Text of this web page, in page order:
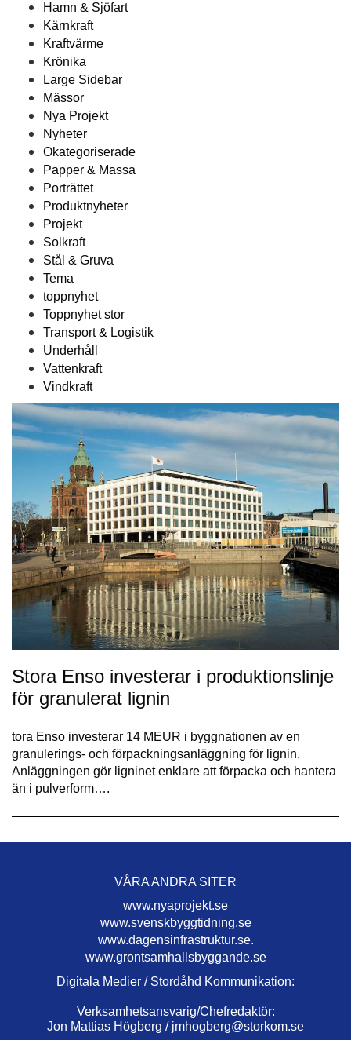
Hamn & Sjöfart
Kärnkraft
Kraftvärme
Krönika
Large Sidebar
Mässor
Nya Projekt
Nyheter
Okategoriserade
Papper & Massa
Porträttet
Produktnyheter
Projekt
Solkraft
Stål & Gruva
Tema
toppnyhet
Toppnyhet stor
Transport & Logistik
Underhåll
Vattenkraft
Vindkraft
Stora Enso investerar i produktionslinje
för granulerat lignin
tora Enso investerar 14 MEUR i byggnationen av en
granulerings- och förpackningsanläggning för lignin.
Anläggningen gör ligninet enklare att förpacka och hantera
än i pulverform….
VÅRA ANDRA SITER
www.nyaprojekt.se
www.svenskbyggtidning.se
www.dagensinfrastruktur.se.
www.grontsamhallsbyggande.se
Digitala Medier / Stordåhd Kommunikation:
Verksamhetsansvarig/Chefredaktör:
Jon Mattias Högberg / jmhogberg@storkom.se